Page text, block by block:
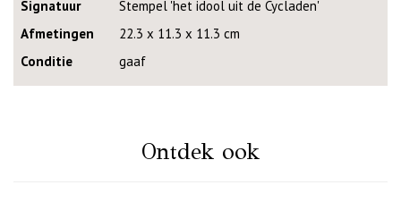
Signatuur
Stempel 'het idool uit de Cycladen'
Afmetingen
22.3 x 11.3 x 11.3 cm
Conditie
gaaf
Ontdek ook